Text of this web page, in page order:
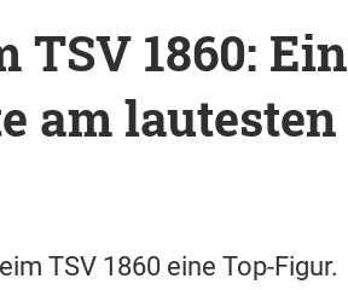
1860: Ein
am lautesten
TSV 1860 eine Top-Figur.